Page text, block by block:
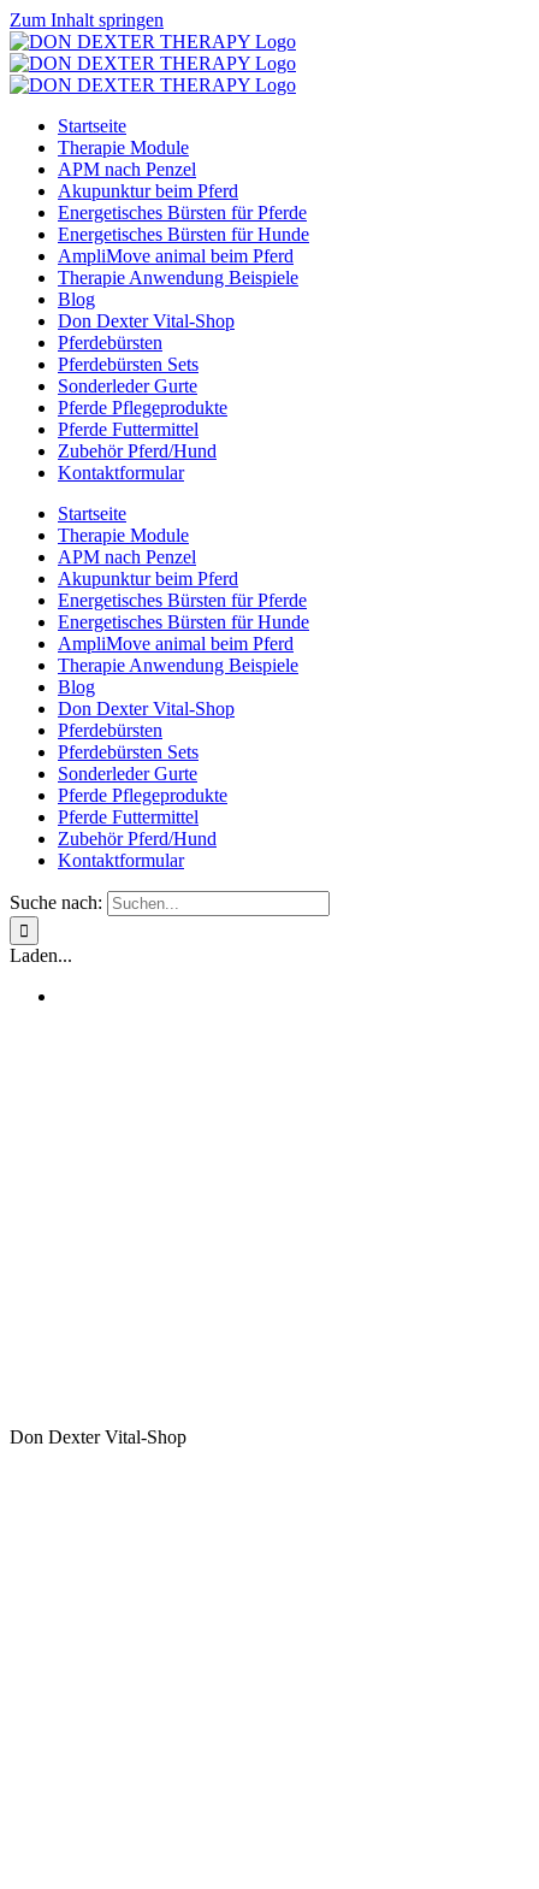
Zum Inhalt springen
Startseite
Therapie Module
APM nach Penzel
Akupunktur beim Pferd
Energetisches Bürsten für Pferde
Energetisches Bürsten für Hunde
AmpliMove animal beim Pferd
Therapie Anwendung Beispiele
Blog
Don Dexter Vital-Shop
Pferdebürsten
Pferdebürsten Sets
Sonderleder Gurte
Pferde Pflegeprodukte
Pferde Futtermittel
Zubehör Pferd/Hund
Kontaktformular
Startseite
Therapie Module
APM nach Penzel
Akupunktur beim Pferd
Energetisches Bürsten für Pferde
Energetisches Bürsten für Hunde
AmpliMove animal beim Pferd
Therapie Anwendung Beispiele
Blog
Don Dexter Vital-Shop
Pferdebürsten
Pferdebürsten Sets
Sonderleder Gurte
Pferde Pflegeprodukte
Pferde Futtermittel
Zubehör Pferd/Hund
Kontaktformular
Suche nach:
Laden...
Don Dexter Vital-Shop